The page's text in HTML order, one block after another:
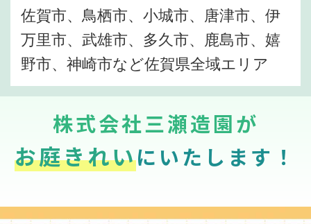
佐賀市、鳥栖市、小城市、唐津市、伊
万里市、武雄市、多久市、鹿島市、嬉
野市、神崎市など佐賀県全域エリア
株式会社三瀬造園が
お庭きれいにいたします！